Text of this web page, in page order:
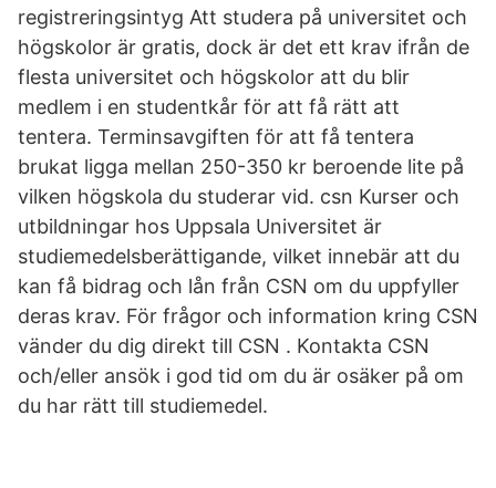
registreringsintyg Att studera på universitet och
högskolor är gratis, dock är det ett krav ifrån de
flesta universitet och högskolor att du blir
medlem i en studentkår för att få rätt att
tentera. Terminsavgiften för att få tentera
brukat ligga mellan 250-350 kr beroende lite på
vilken högskola du studerar vid. csn Kurser och
utbildningar hos Uppsala Universitet är
studiemedelsberättigande, vilket innebär att du
kan få bidrag och lån från CSN om du uppfyller
deras krav. För frågor och information kring CSN
vänder du dig direkt till CSN . Kontakta CSN
och/eller ansök i god tid om du är osäker på om
du har rätt till studiemedel.